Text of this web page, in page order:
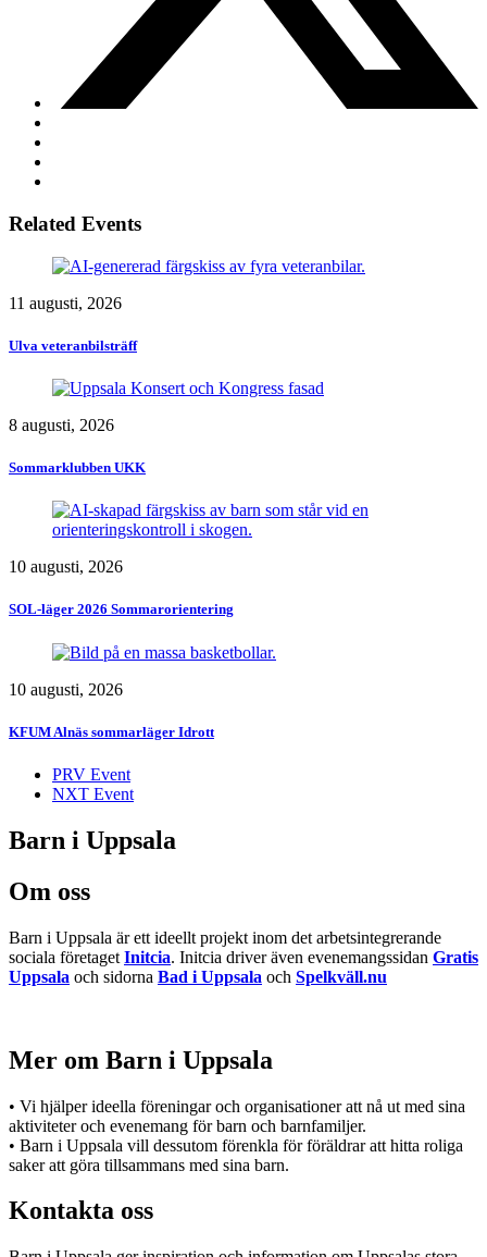
Related Events
11 augusti, 2026
Ulva veteranbilsträff
8 augusti, 2026
Sommarklubben UKK
10 augusti, 2026
SOL-läger 2026 Sommarorientering
10 augusti, 2026
KFUM Alnäs sommarläger Idrott
PRV Event
NXT Event
Barn i Uppsala
Om oss
Barn i Uppsala är ett ideellt projekt inom det arbetsintegrerande
sociala företaget Initcia. Initcia driver även evenemangssidan Gratis
Uppsala och sidorna Bad i Uppsala och Spelkväll.nu
Mer om Barn i Uppsala
• Vi hjälper ideella föreningar och organisationer att nå ut med sina
aktiviteter och evenemang för barn och barnfamiljer.
• Barn i Uppsala vill dessutom förenkla för föräldrar att hitta roliga
saker att göra tillsammans med sina barn.
Kontakta oss